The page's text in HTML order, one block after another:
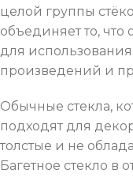
целой группы
объединяет то,
для
произведений и
Обычные стекла,
подходят для
толстые и не
Багетное стекло в